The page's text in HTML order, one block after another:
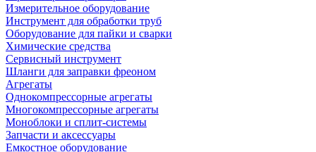
Измерительное оборудование
Инструмент для обработки труб
Оборудование для пайки и сварки
Химические средства
Сервисный инструмент
Шланги для заправки фреоном
Агрегаты
Однокомпрессорные агрегаты
Многокомпрессорные агрегаты
Моноблоки и сплит-системы
Запчасти и аксессуары
Емкостное оборудование